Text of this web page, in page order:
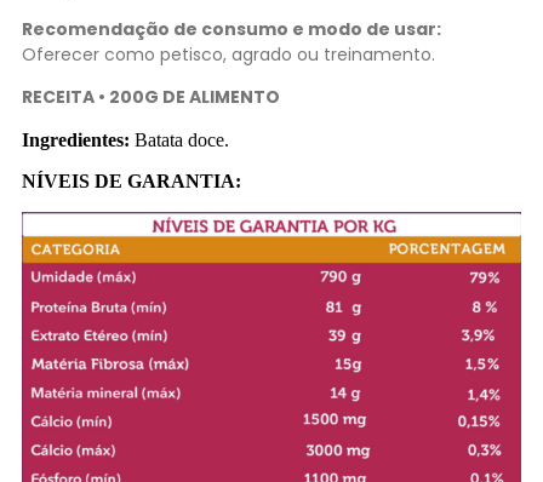
Recomendação de consumo e modo de usar:
Oferecer como petisco, agrado ou treinamento.
RECEITA • 200G DE ALIMENTO
Ingredientes: Batata doce.
NÍVEIS DE GARANTIA: